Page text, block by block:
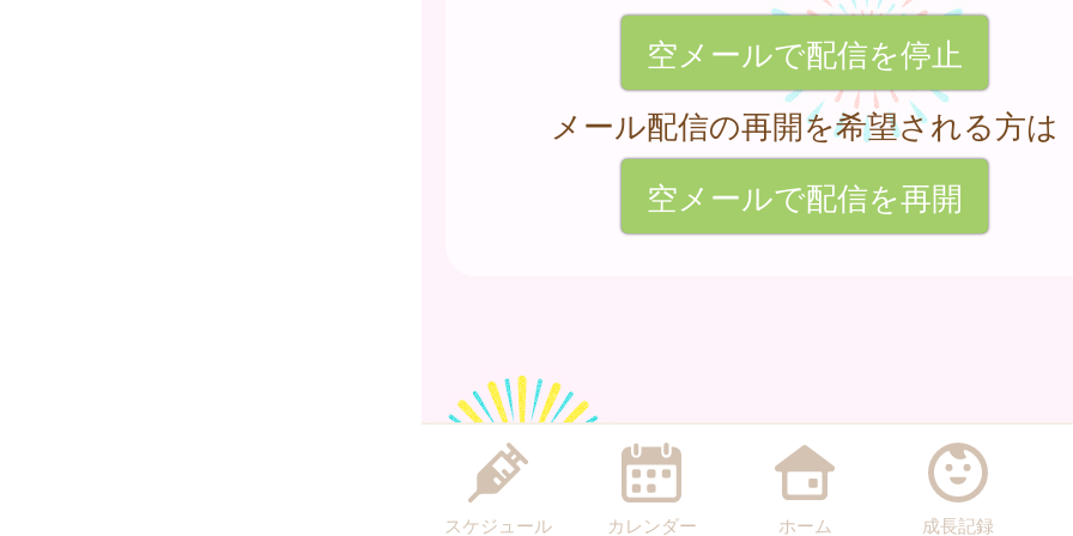
空メールで配信を停止
メール配信の再開を希望される方は
空メールで配信を再開
スケジュール カレンダー ホーム 成長記録